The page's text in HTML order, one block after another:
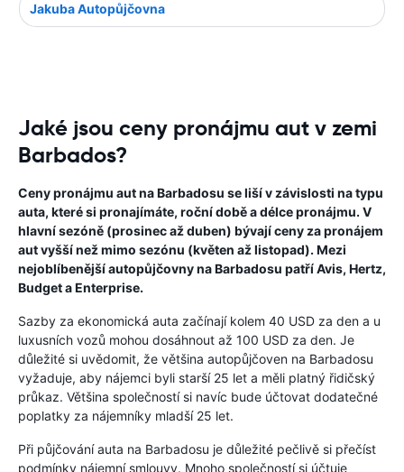
Jakuba Autopůjčovna
Jaké jsou ceny pronájmu aut v zemi
Barbados?
Ceny pronájmu aut na Barbadosu se liší v závislosti na typu
auta, které si pronajímáte, roční době a délce pronájmu. V
hlavní sezóně (prosinec až duben) bývají ceny za pronájem
aut vyšší než mimo sezónu (květen až listopad). Mezi
nejoblíbenější autopůjčovny na Barbadosu patří Avis, Hertz,
Budget a Enterprise.
Sazby za ekonomická auta začínají kolem 40 USD za den a u
luxusních vozů mohou dosáhnout až 100 USD za den. Je
důležité si uvědomit, že většina autopůjčoven na Barbadosu
vyžaduje, aby nájemci byli starší 25 let a měli platný řidičský
průkaz. Většina společností si navíc bude účtovat dodatečné
poplatky za nájemníky mladší 25 let.
Při půjčování auta na Barbadosu je důležité pečlivě si přečíst
podmínky nájemní smlouvy. Mnoho společností si účtuje